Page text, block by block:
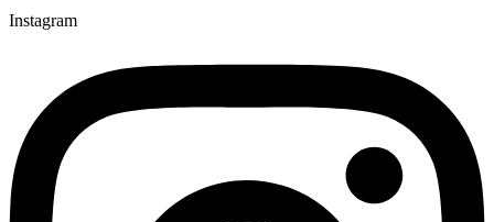
Instagram